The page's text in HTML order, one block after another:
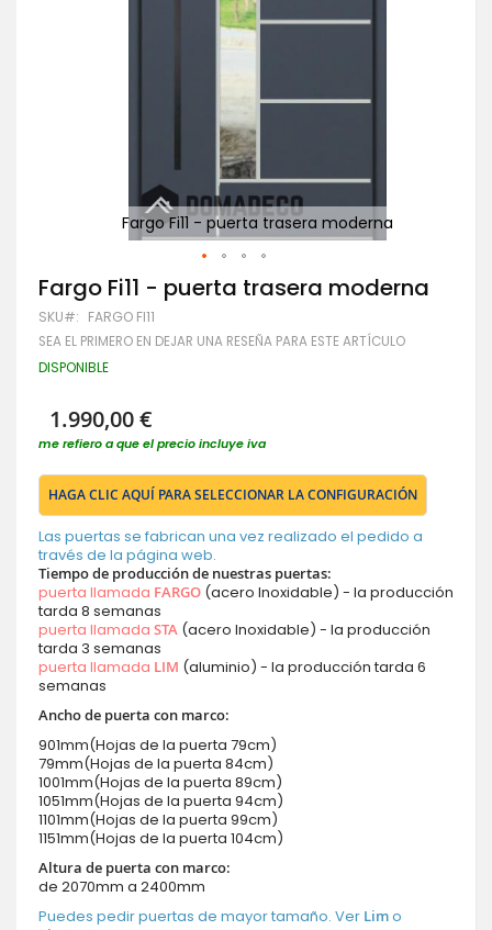
Fargo Fi11 - puerta trasera moderna
Saltar
al
comienzo
de
galería
imágenes
Fargo Fi11 - puerta trasera moderna
SKU FARGO FI11
SEA EL PRIMERO EN DEJAR UNA RESEÑA PARA ESTE ARTÍCULO
DISPONIBLE
1.990,00 €
me refiero a que el precio incluye iva
HAGA CLIC AQUÍ PARA SELECCIONAR LA CONFIGURACIÓN
Las puertas se fabrican una vez realizado el pedido a
través de la página web.
Tiempo de producción de nuestras puertas:
puerta llamada FARGO (acero Inoxidable) - la producción
tarda 8 semanas
puerta llamada STA (acero Inoxidable) - la producción
tarda 3 semanas
puerta llamada LIM (aluminio) - la producción tarda 6
semanas
Ancho de puerta con marco:
901mm(Hojas de la puerta 79cm)
79mm(Hojas de la puerta 84cm)
1001mm(Hojas de la puerta 89cm)
1051mm(Hojas de la puerta 94cm)
1101mm(Hojas de la puerta 99cm)
1151mm(Hojas de la puerta 104cm)
Altura de puerta con marco:
de 2070mm a 2400mm
Puedes pedir puertas de mayor tamaño. Ver Limo